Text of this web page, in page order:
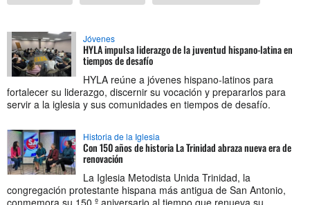
Jóvenes
HYLA impulsa liderazgo de la juventud hispano-latina en
tiempos de desafío
HYLA reúne a jóvenes hispano-latinos para
fortalecer su liderazgo, discernir su vocación y prepararlos para
servir a la iglesia y sus comunidades en tiempos de desafío.
Historia de la Iglesia
Con 150 años de historia La Trinidad abraza nueva era de
renovación
La Iglesia Metodista Unida Trinidad, la
congregación protestante hispana más antigua de San Antonio,
conmemora su 150.º aniversario al tiempo que renueva su